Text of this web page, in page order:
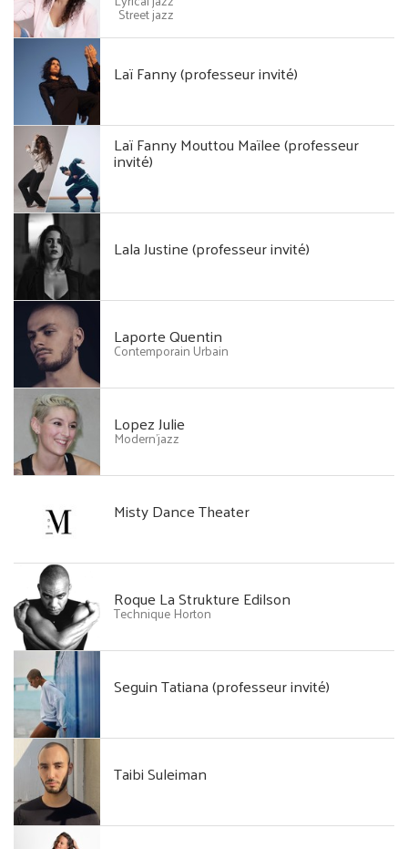
Street jazz
Laï Fanny (professeur invité)
Laï Fanny Mouttou Maïlee (professeur
invité)
Lala Justine (professeur invité)
Laporte Quentin
Contemporain Urbain
Lopez Julie
Modern'jazz
Misty Dance Theater
Roque La Strukture Edilson
Technique Horton
Seguin Tatiana (professeur invité)
Taibi Suleiman